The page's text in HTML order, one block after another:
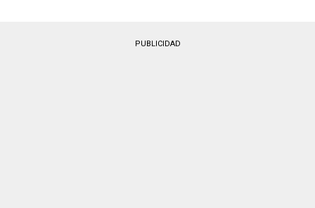
PUBLICIDAD